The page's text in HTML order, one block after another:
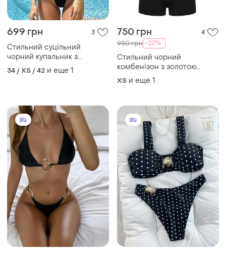
699 грн 3
Стильний суцільний
чорний купальник з
золотою фурнітурою
34 / XS / 42 и еще 1
750 грн 4
950 грн -22%
Стильний чорний
комбенізон з золотою
фурнітурою на шнурівці
ХS и еще 1